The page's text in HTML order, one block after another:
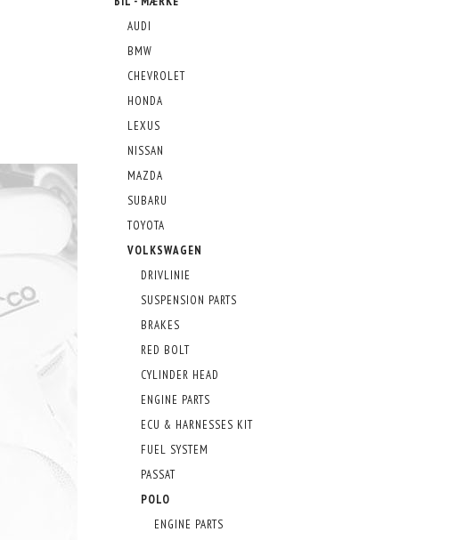
AUDI
BMW
CHEVROLET
HONDA
LEXUS
NISSAN
MAZDA
SUBARU
TOYOTA
VOLKSWAGEN
DRIVLINIE
SUSPENSION PARTS
BRAKES
RED BOLT
CYLINDER HEAD
ENGINE PARTS
ECU & HARNESSES KIT
FUEL SYSTEM
PASSAT
POLO
ENGINE PARTS